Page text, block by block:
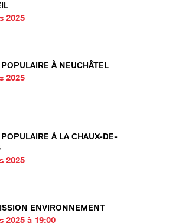
2025
POPULAIRE À NEUCHÂTEL
2025
POPULAIRE À LA CHAUX-DE-
2025
ENVIRONNEMENT
2025 à 19:00